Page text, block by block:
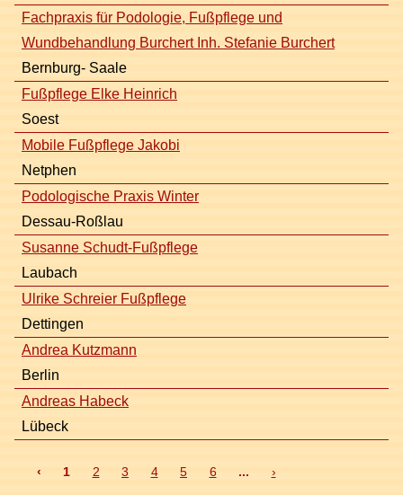
Fachpraxis für Podologie, Fußpflege und
Wundbehandlung Burchert Inh. Stefanie Burchert
Bernburg- Saale
Fußpflege Elke Heinrich
Soest
Mobile Fußpflege Jakobi
Netphen
Podologische Praxis Winter
Dessau-Roßlau
Susanne Schudt-Fußpflege
Laubach
Ulrike Schreier Fußpflege
Dettingen
Andrea Kutzmann
Berlin
Andreas Habeck
Lübeck
‹ 1 2 3 4 5 6 ... ›